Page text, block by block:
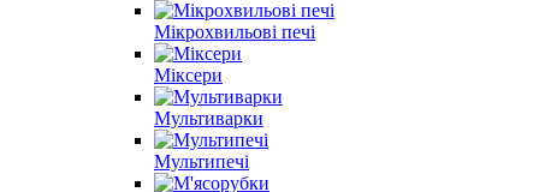
Мікрохвильові печі
Міксери
Мультиварки
Мультипечі